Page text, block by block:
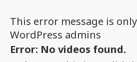
This error message is
WordPress admins
Error: No videos found.